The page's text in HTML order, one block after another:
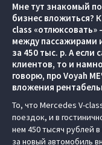
Мне тут знакомый
бизнес вложиться?
class «отлюксовать»
между пассажирами
за 450 тыс. р. А если
клиентов, то и
говорю, про Voyah
вложения
То, что Mercedes V-
поездок, и в
нем 450 тысяч рублей
за новый автомобиль